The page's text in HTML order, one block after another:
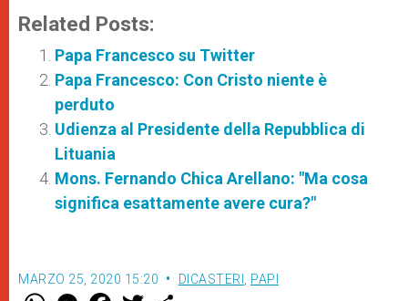
Related Posts:
Papa Francesco su Twitter
Papa Francesco: Con Cristo niente è
perduto
Udienza al Presidente della Repubblica di
Lituania
Mons. Fernando Chica Arellano: "Ma cosa
significa esattamente avere cura?"
MARZO 25, 2020 15:20 DICASTERI PAPI
W M F